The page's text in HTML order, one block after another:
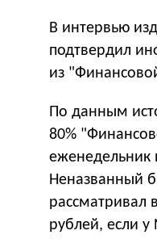
В интервью
подтвердил
из
По данным
80%
еженедельник
Неназванный
рассматривал
рублей, если у